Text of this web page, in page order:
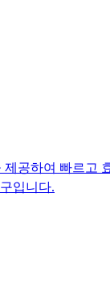
제공하여 빠르고
입니다.